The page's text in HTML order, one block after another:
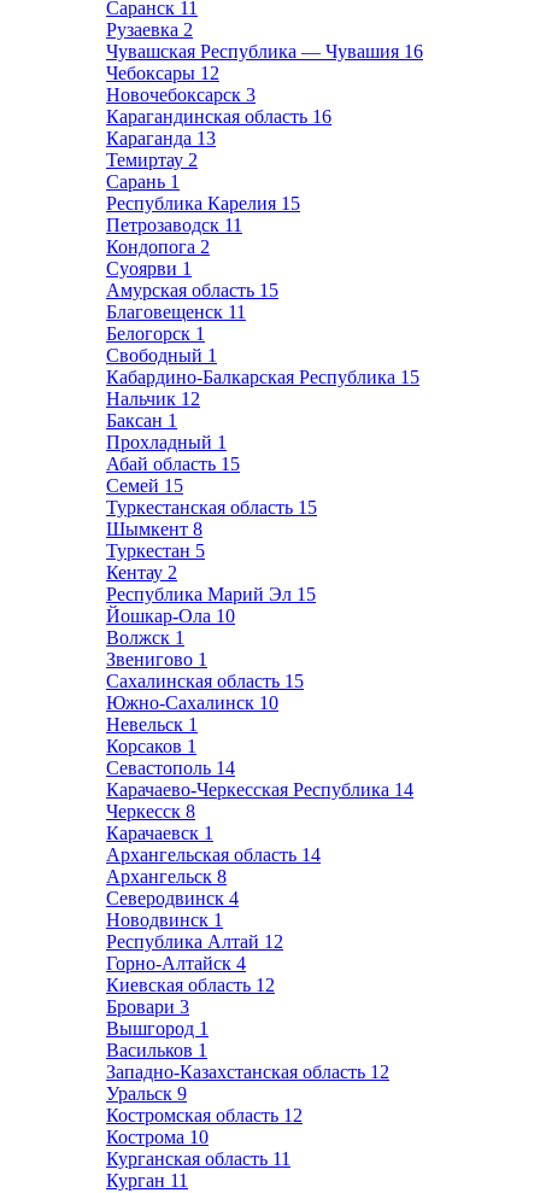
Саранск 11
Рузаевка 2
Чувашская Республика — Чувашия 16
Чебоксары 12
Новочебоксарск 3
Карагандинская область 16
Караганда 13
Темиртау 2
Сарань 1
Республика Карелия 15
Петрозаводск 11
Кондопога 2
Суоярви 1
Амурская область 15
Благовещенск 11
Белогорск 1
Свободный 1
Кабардино-Балкарская Республика 15
Нальчик 12
Баксан 1
Прохладный 1
Абай область 15
Семей 15
Туркестанская область 15
Шымкент 8
Туркестан 5
Кентау 2
Республика Марий Эл 15
Йошкар-Ола 10
Волжск 1
Звенигово 1
Сахалинская область 15
Южно-Сахалинск 10
Невельск 1
Корсаков 1
Севастополь 14
Карачаево-Черкесская Республика 14
Черкесск 8
Карачаевск 1
Архангельская область 14
Архангельск 8
Северодвинск 4
Новодвинск 1
Республика Алтай 12
Горно-Алтайск 4
Киевская область 12
Бровари 3
Вышгород 1
Васильков 1
Западно-Казахстанская область 12
Уральск 9
Костромская область 12
Кострома 10
Курганская область 11
Курган 11